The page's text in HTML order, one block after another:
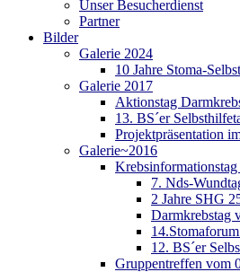
Unser Besucherdienst
Partner
Bilder
Galerie 2024
10 Jahre Stoma-
Galerie 2017
Aktionstag
13. BS´er
Projektpräsentation
Galerie~2016
7. Nds-
2 Jahre SHG
Darmkrebstag
12. BS´er
Gruppentreffen vom